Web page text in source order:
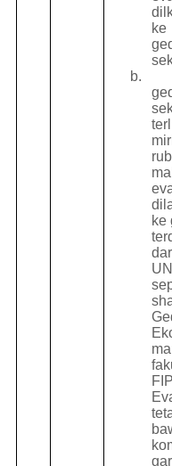
b.
ke